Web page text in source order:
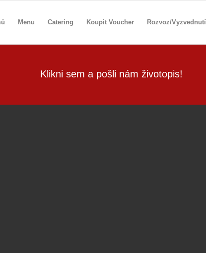
Menu Catering Koupit Voucher Rozvoz/Vyzvednutí
Klikni sem a pošli nám životopis!